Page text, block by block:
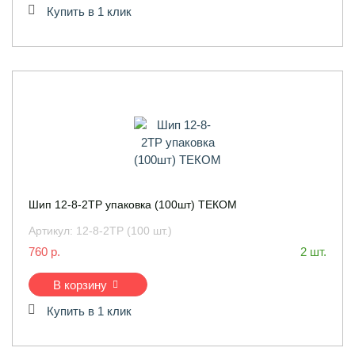
Купить в 1 клик
Шип 12-8-2ТР упаковка (100шт) ТЕКОМ
Артикул: 12-8-2ТР (100 шт.)
760 р. 2 шт.
В корзину
Купить в 1 клик